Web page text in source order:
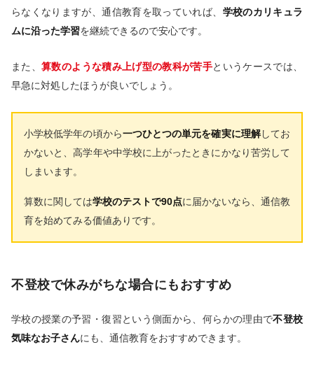
らなくなりますが、通信教育を取っていれば、 学校のカリキュラ
ムに沿った学習を継続できるので安心です。
また、算数のような積み上げ型の教科が苦手というケースでは、
早急に対処したほうが良いでしょう。
小学校低学年の頃から一つひとつの単元を確実に理解してお
かないと、高学年や中学校に上がったときにかなり苦労して
しまいます。
算数に関しては学校のテストで90点に届かないなら、通信教
育を始めてみる価値ありです。
不登校で休みがちな場合にもおすすめ
学校の授業の予習・復習という側面から、何らかの理由で不登校
気味なお子さんにも、通信教育をおすすめできます。